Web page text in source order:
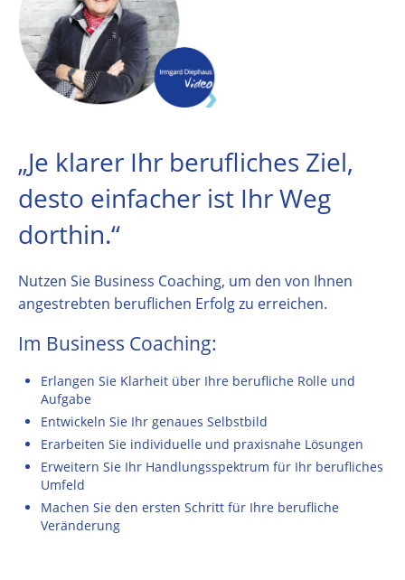
„Je klarer Ihr berufliches Ziel,
desto einfacher ist Ihr Weg
dorthin.“
Nutzen Sie Business Coaching, um den von Ihnen
angestrebten beruflichen Erfolg zu erreichen.
Im Business Coaching:
Erlangen Sie Klarheit über Ihre berufliche Rolle und
Aufgabe
Entwickeln Sie Ihr genaues Selbstbild
Erarbeiten Sie individuelle und praxisnahe Lösungen
Erweitern Sie Ihr Handlungsspektrum für Ihr berufliches
Umfeld
Machen Sie den ersten Schritt für Ihre berufliche
Veränderung